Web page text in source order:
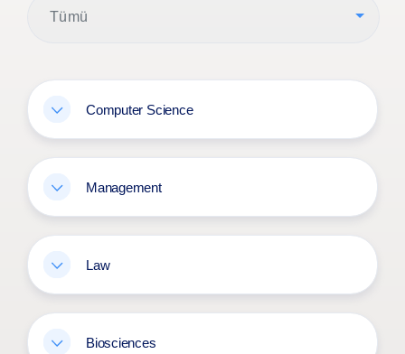
Tümü
Computer Science
Management
Law
Biosciences